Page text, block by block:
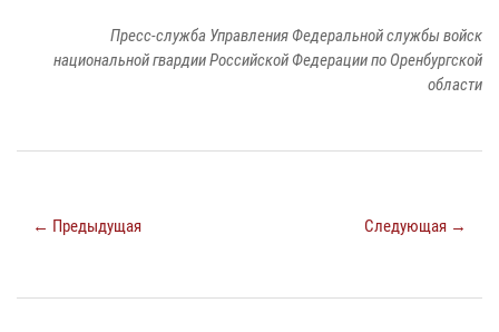
Пресс-служба Управления Федеральной службы войск
национальной гвардии Российской Федерации по Оренбургской
области
← Предыдущая Следующая →